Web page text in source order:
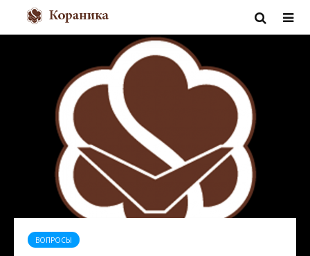
ВОПРОСЫ